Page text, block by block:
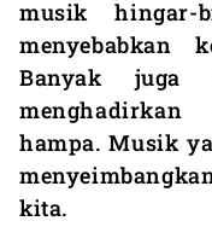
musik
menyebabkan
Banyak
hampa. Musik
kita.